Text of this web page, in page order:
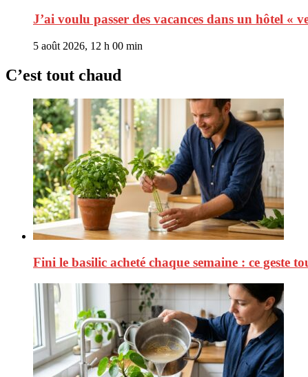
J’ai voulu passer des vacances dans un hôtel
5 août 2026, 12 h 00 min
C’est tout chaud
Fini le basilic acheté chaque semaine : ce geste